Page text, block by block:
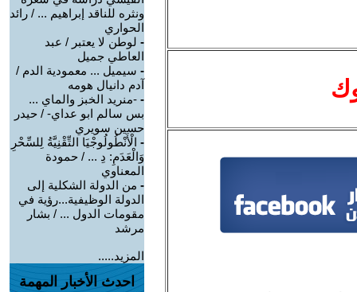
ونثره للناقد إبراهيم ... / رائد
الحواري
- لوطن لا يعتبر / عبد
العاطي جميل
- سيميل ... معمودية الدم /
آدم دانيال هومه
- -منريد الخبز والماي ...
بس سالم ابو عداي- / حيدر
حسين سويري
- الْأَنْطُولُوجْيَا التِّقْنِيَّةُ لِلسِّحْرِ
وَالْعَدَمِ: دِ ... / حمودة
المعناوي
- من الدولة الشكلية إلى
الدولة الوظيفية...رؤية في
مقومات الدول ... / بشار
مرشد
المزيد.....
احدث الأخبار المهمة